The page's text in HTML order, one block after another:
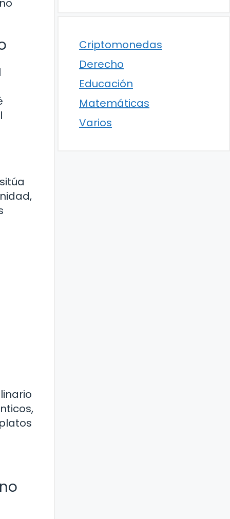
Criptomonedas
Derecho
Educación
Matemáticas
Varios